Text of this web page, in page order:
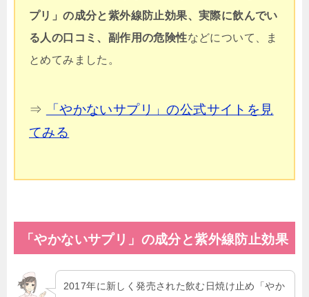
プリ」の成分と紫外線防止効果、 実際に飲んでい
る人の口コミ、副作用の危険性などについて、ま
とめてみました。
⇒
「やかないサプリ」の公式サイトを見
てみる
「やかないサプリ」の成分と紫外線防止効果
2017年に新しく発売された飲む日焼け止め「やか